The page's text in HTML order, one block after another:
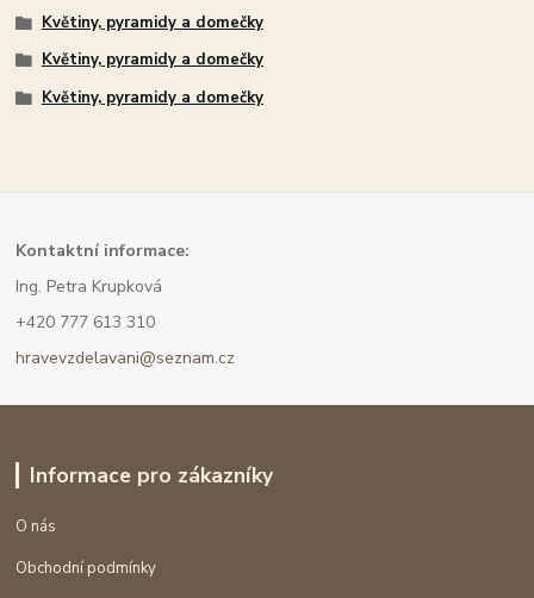
Květiny, pyramidy a domečky
Květiny, pyramidy a domečky
Květiny, pyramidy a domečky
Kontaktní informace:
Ing. Petra Krupková
+420 777 613 310
hravevzdelavani@seznam.cz
Informace pro zákazníky
O nás
Obchodní podmínky